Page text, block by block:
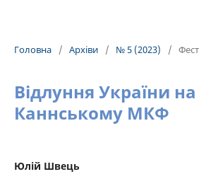
Головна / Архіви / № 5 (2023) /
Відлуння України
Каннському МКФ
Юлій Швець